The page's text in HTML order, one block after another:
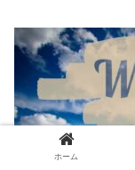
ホーム